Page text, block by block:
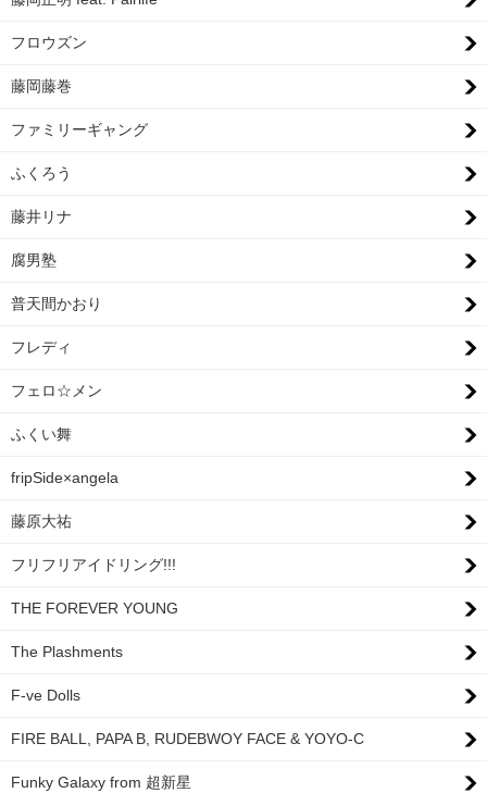
フロウズン
藤岡藤巻
ファミリーギャング
ふくろう
藤井リナ
腐男塾
普天間かおり
フレディ
フェロ☆メン
ふくい舞
fripSide×angela
藤原大祐
フリフリアイドリング!!!
THE FOREVER YOUNG
The Plashments
F-ve Dolls
FIRE BALL, PAPA B, RUDEBWOY FACE & YOYO-C
Funky Galaxy from 超新星